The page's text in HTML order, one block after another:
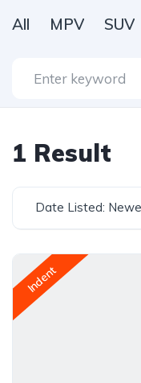
All MPV SUV
1 Result
Date Listed:
Indent